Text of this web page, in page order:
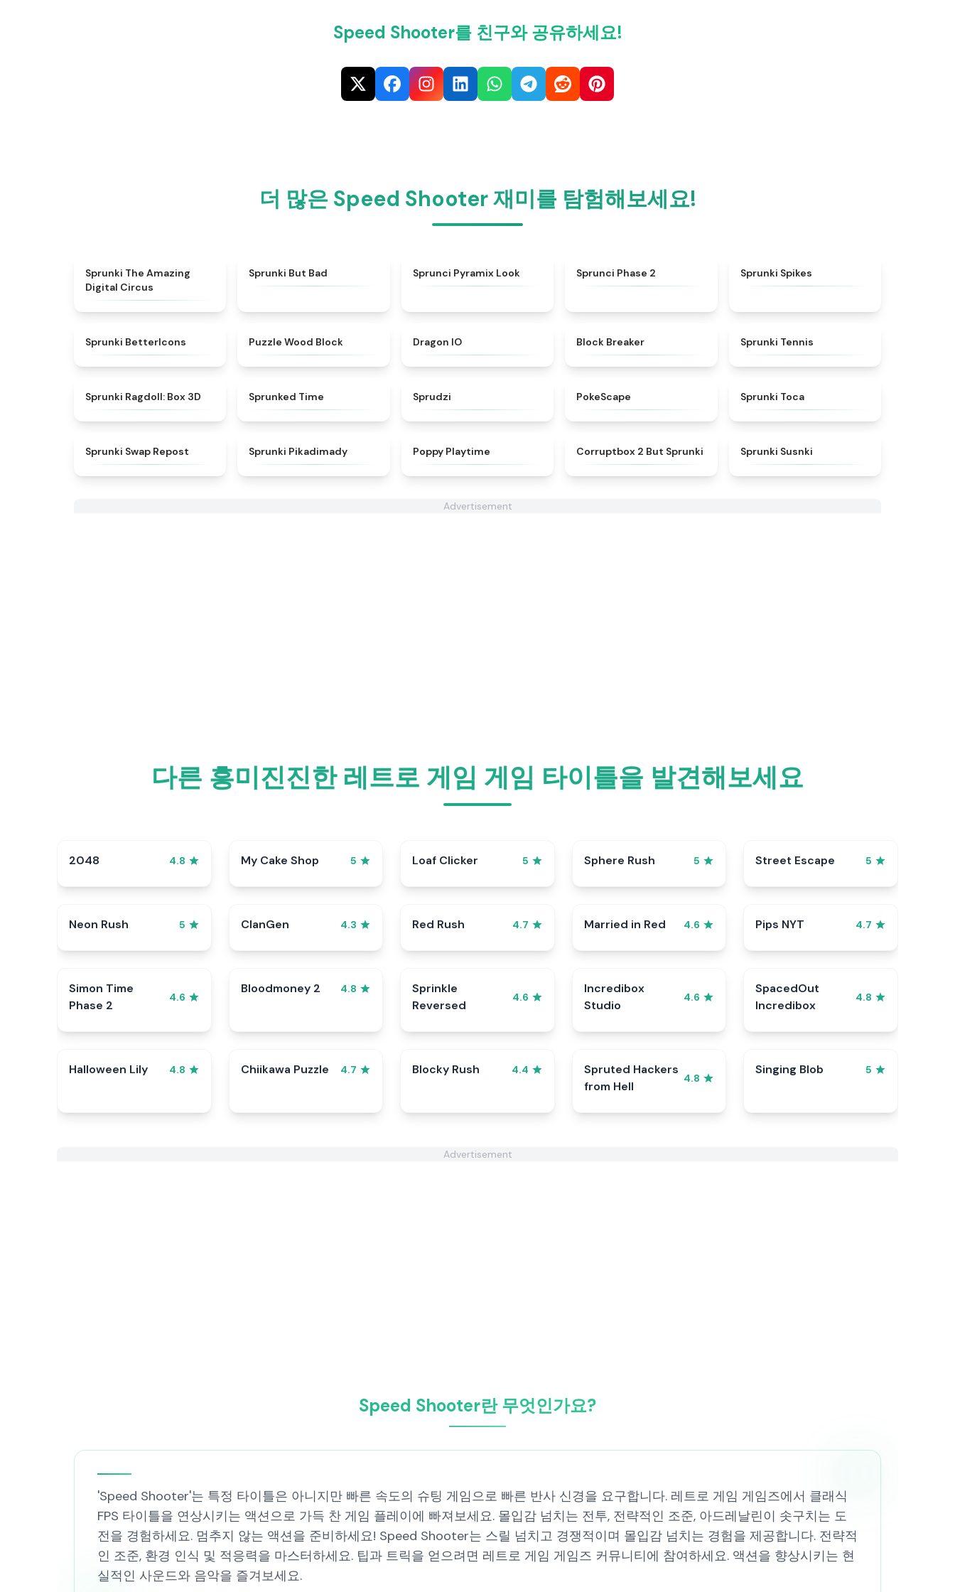
Speed Shooter를 친구와 공유하세요!
더 많은 Speed Shooter 재미를 탐험해보세요!
Sprunki The Amazing
Digital Circus
Sprunki But Bad Sprunci Pyramix Look Sprunci Phase 2 Sprunki Spikes
Sprunki BetterIcons Puzzle Wood Block Dragon IO Block Breaker Sprunki Tennis
★
Sprunki Ragdoll: Box 3D Sprunked Time Sprudzi PokeScape Sprunki Toca
Sprunki Swap Repost Sprunki Pikadimady Poppy Playtime 4.6
Corruptbox 2 But Sprunki Sprunki Susnki
Advertisement
다른 흥미진진한 레트로 게임 게임 타이틀을 발견해보세요
2048 4.8 My Cake Shop 5 Loaf Clicker 5 Sphere Rush 5 Street Escape 5
Neon Rush 5 ClanGen 4.3 Red Rush 4.7 Married in Red 4.6 Pips NYT 4.7
Simon Time
Phase 2
4.6
Bloodmoney 2 4.8
Sprinkle
Reversed
4.6
Incredibox
Studio
4.6
SpacedOut
Incredibox
4.8
Halloween Lily 4.8 Chiikawa Puzzle 4.7 Blocky Rush 4.4
Spruted Hackers
from Hell
4.8
Singing Blob 5
Advertisement
Speed Shooter란 무엇인가요?
'Speed Shooter'는 특정 타이틀은 아니지만 빠른 속도의 슈팅 게임으로 빠른 반사 신경을 요구합니다. 레트로 게임 게임즈에서 클래식
FPS 타이틀을 연상시키는 액션으로 가득 찬 게임 플레이에 빠져보세요. 몰입감 넘치는 전투, 전략적인 조준, 아드레날린이 솟구치는 도
전을 경험하세요. 멈추지 않는 액션을 준비하세요! Speed Shooter는 스릴 넘치고 경쟁적이며 몰입감 넘치는 경험을 제공합니다. 전략적
인 조준, 환경 인식 및 적응력을 마스터하세요. 팁과 트릭을 얻으려면 레트로 게임 게임즈 커뮤니티에 참여하세요. 액션을 향상시키는 현
실적인 사운드와 음악을 즐겨보세요.